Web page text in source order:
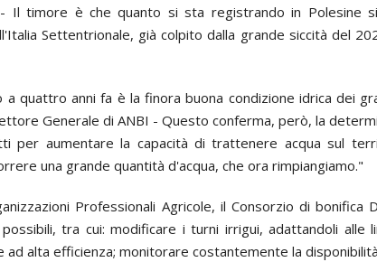
Il timore è che quanto si sta registrando in Polesine
Settentrionale, già colpito dalla grande siccità del
quattro anni fa è la finora buona condizione idrica dei
Generale di ANBI - Questo conferma, però, la
per aumentare la capacità di trattenere acqua sul
una grande quantità d'acqua, che ora rimpiangiamo."
Professionali Agricole, il Consorzio di
tra cui: modificare i turni irrigui, adattandoli
ad alta efficienza; monitorare costantemente la